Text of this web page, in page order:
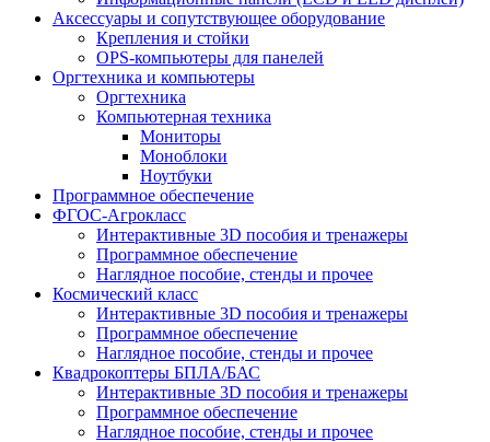
Аксессуары и сопутствующее оборудование
Крепления и стойки
OPS-компьютеры для панелей
Оргтехника и компьютеры
Оргтехника
Компьютерная техника
Мониторы
Моноблоки
Ноутбуки
Программное обеспечение
ФГОС-Агрокласс
Интерактивные 3D пособия и тренажеры
Программное обеспечение
Наглядное пособие, стенды и прочее
Космический класс
Интерактивные 3D пособия и тренажеры
Программное обеспечение
Наглядное пособие, стенды и прочее
Квадрокоптеры БПЛА/БАС
Интерактивные 3D пособия и тренажеры
Программное обеспечение
Наглядное пособие, стенды и прочее